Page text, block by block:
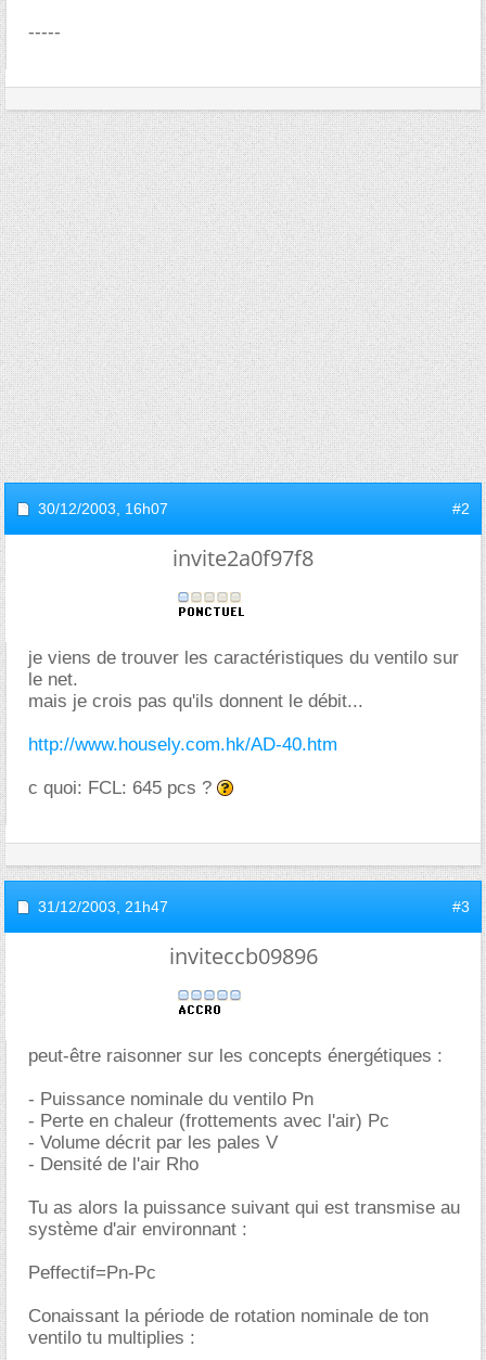
-----
30/12/2003, 16h07 #2
invite2a0f97f8
je viens de trouver les caractéristiques du ventilo sur
le net.
mais je crois pas qu'ils donnent le débit...
http://www.housely.com.hk/AD-40.htm
c quoi: FCL: 645 pcs ?
31/12/2003, 21h47 #3
inviteccb09896
peut-être raisonner sur les concepts énergétiques :
- Puissance nominale du ventilo Pn
- Perte en chaleur (frottements avec l'air) Pc
- Volume décrit par les pales V
- Densité de l'air Rho
Tu as alors la puissance suivant qui est transmise au
système d'air environnant :
Peffectif=Pn-Pc
Conaissant la période de rotation nominale de ton
ventilo tu multiplies :